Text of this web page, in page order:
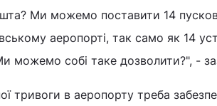
Ми можемо поставити 14
аеропорті, так само як 14
можемо собі таке дозволити?", -
тривоги в аеропорту треба